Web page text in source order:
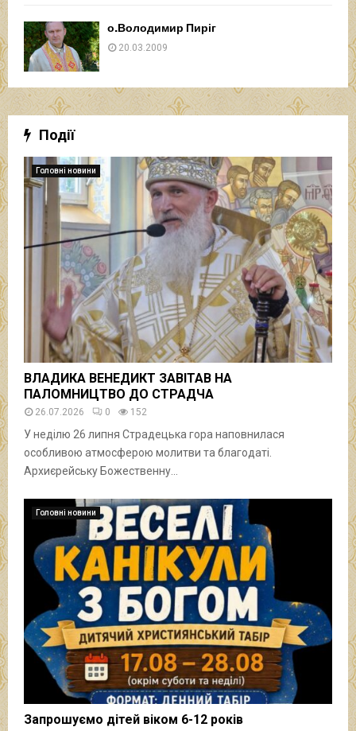
о.Володимир Пиріг
20.03.2009
Події
Головні новини
ВЛАДИКА ВЕНЕДИКТ ЗАВІТАВ НА
ПАЛОМНИЦТВО ДО СТРАДЧА
26.07.2026 0 152
У неділю 26 липня Страдецька гора наповнилася
особливою атмосферою молитви та благодаті.
Архиєрейську Божественну...
Головні новини
Запрошуємо дітей віком 6-12 років